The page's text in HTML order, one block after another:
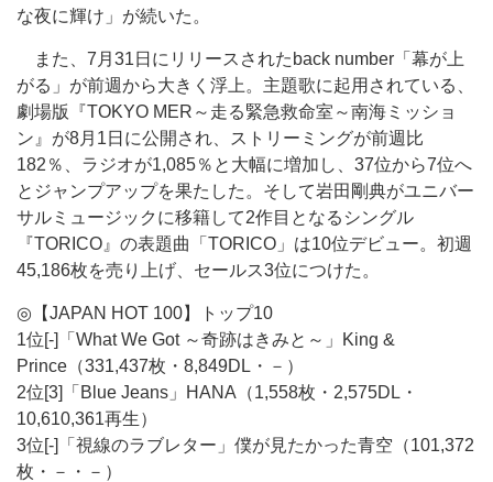
な夜に輝け」が続いた。
また、7月31日にリリースされたback number「幕が上
がる」が前週から大きく浮上。主題歌に起用されている、
劇場版『TOKYO MER～走る緊急救命室～南海ミッショ
ン』が8月1日に公開され、ストリーミングが前週比
182％、ラジオが1,085％と大幅に増加し、37位から7位へ
とジャンプアップを果たした。そして岩田剛典がユニバー
サルミュージックに移籍して2作目となるシングル
『TORICO』の表題曲「TORICO」は10位デビュー。初週
45,186枚を売り上げ、セールス3位につけた。
◎【JAPAN HOT 100】トップ10
1位[-]「What We Got ～奇跡はきみと～」King &
Prince（331,437枚・8,849DL・－）
2位[3]「Blue Jeans」HANA（1,558枚・2,575DL・
10,610,361再生）
3位[-]「視線のラブレター」僕が見たかった青空（101,372
枚・－・－）